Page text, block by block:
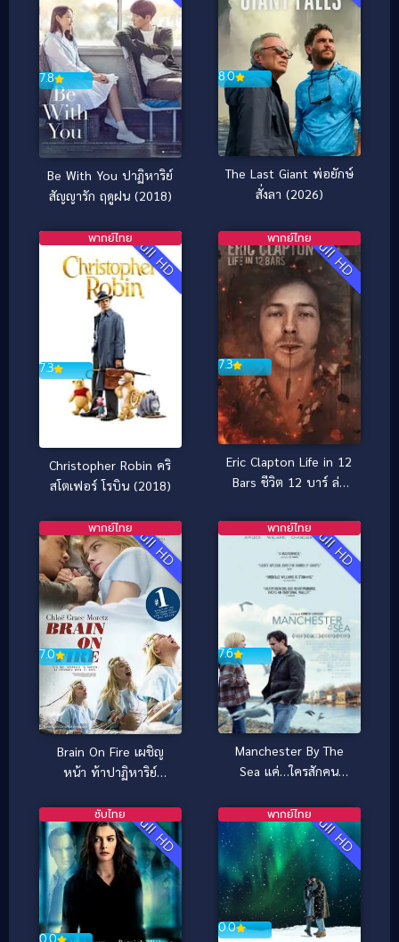
7.8
Be With You ปาฏิหาริย์
สัญญารัก ฤดูฝน (2018)
8.0
The Last Giant พ่อยักษ์
สั่งลา (2026)
Full HD
7.3
พากย์ไทย
Christopher Robin คริ
สโตเฟอร์ โรบิน (2018)
Full HD
7.3
พากย์ไทย
Eric Clapton Life in 12
Bars ชีวิต 12 บาร์ ล่า
Full HD
7.0
พากย์ไทย
Brain On Fire เผชิญ
หน้า ท้าปาฏิหาริย์
Full HD
7.6
พากย์ไทย
Manchester By The
Sea แค่…ใครสักคน
Full HD
ซับไทย Full HD
0.0
พากย์ไทย